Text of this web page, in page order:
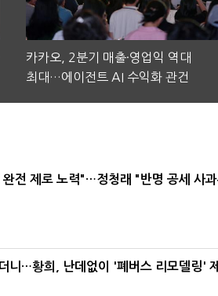
카카오, 2분기 매출·영업익 역대
최대…에이전트 AI 수익화 관건
완전 제로 노력"…정청래 "반명 공세 사
니…황희, 난데없이 '폐버스 리모델링'